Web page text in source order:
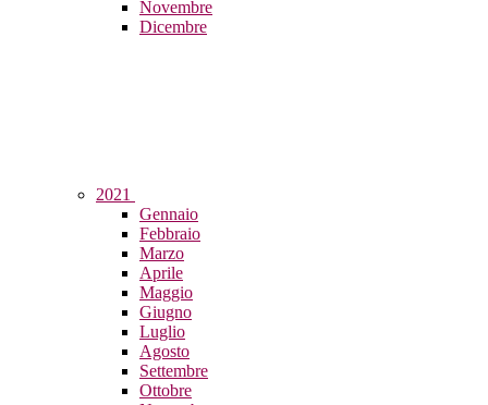
Novembre
Dicembre
2021
Gennaio
Febbraio
Marzo
Aprile
Maggio
Giugno
Luglio
Agosto
Settembre
Ottobre